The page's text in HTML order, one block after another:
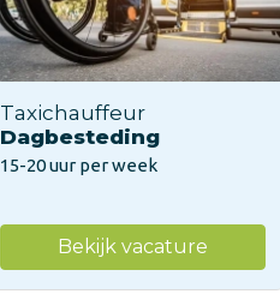
Taxichauffeur
Dagbesteding
15-20 uur per week
Bekijk vacature